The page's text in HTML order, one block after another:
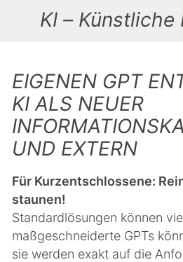
KI –
EIGENEN GPT
KI ALS NEUER
UND EXTERN
Für Kurzentschlossene:
staunen!
Standardlösungen können
maßgeschneiderte GPTs
sie werden exakt auf die